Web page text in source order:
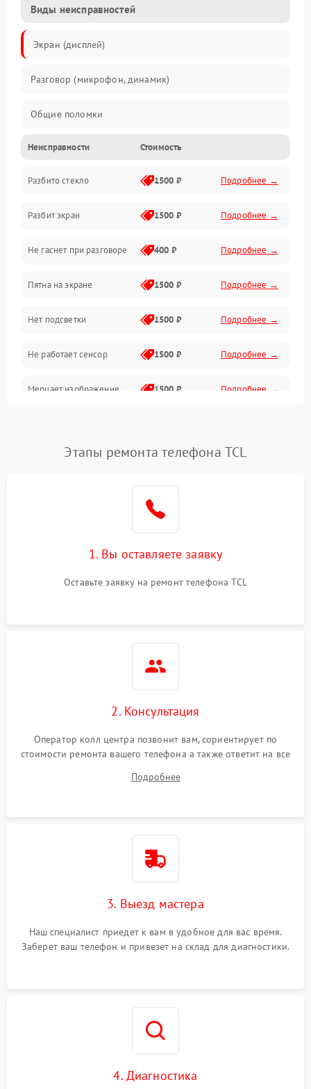
Виды неисправностей
Экран (дисплей)
Разговор (микрофон, динамик)
Общие поломки
Проблемы связи
Камеры
Проблемы с дисплеем и сенсором
Зарядка
Проблемы с питанием, зарядкой и аккумулятором
Проблемы с работой системы, корпусом и другие
Неисправности Стоимость
Разбито стекло 1500 ₽ Подробнее →
Разбит экран 1500 ₽ Подробнее →
Не гаснет при разговоре 400 ₽ Подробнее →
Пятна на экране 1500 ₽ Подробнее →
Нет подсветки 1500 ₽ Подробнее →
Не работает сенсор 1500 ₽ Подробнее →
Мерцает изображение 1500 ₽ Подробнее →
Не работает Face ID 4000 ₽ Подробнее →
Этапы ремонта телефона TCL
1. Вы оставляете заявку
Оставьте заявку на ремонт телефона TCL
2. Консультация
Оператор колл центра позвонит вам, сориентирует по
стоимости ремонта вашего телефона а также ответит на все
Подробнее
3. Выезд мастера
Наш специалист приедет к вам в удобное для вас время.
Заберет ваш телефон и привезет на склад для диагностики.
4. Диагностика